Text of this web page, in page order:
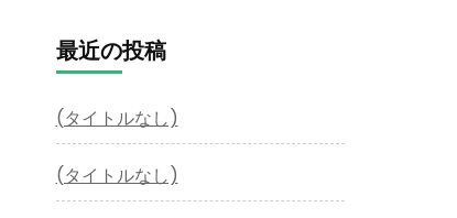
最近の投稿
(タイトルなし)
(タイトルなし)